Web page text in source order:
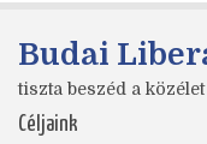
Budai
tiszta beszéd a
Céljaink